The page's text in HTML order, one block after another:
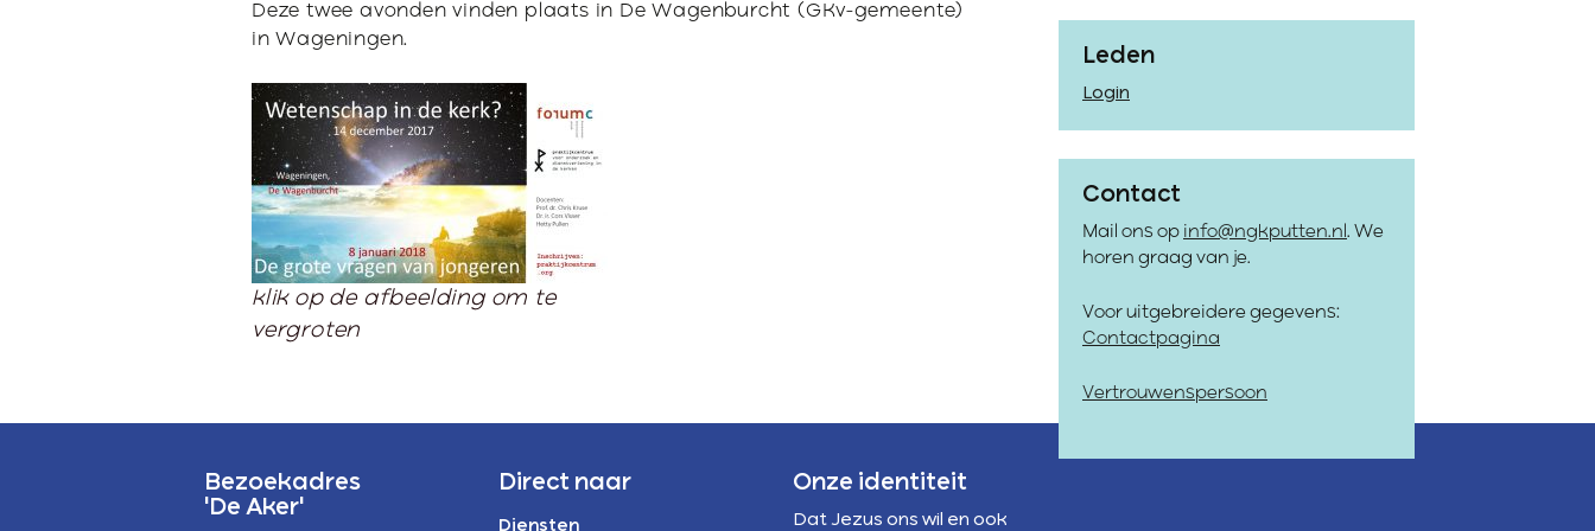
Privacyregeling
Verstandelijke
beperking
Deze twee avonden vinden plaats in De Wagenburcht (GKv-gemeente)
in Wageningen.
klik op de afbeelding om te
vergroten
Leden
Login
Contact
Mail ons op info@ngkputten.nl . We
horen graag van je.
Voor uitgebreidere gegevens:
Contactpagina
Vertrouwenspersoon
Bezoekadres
'De Aker'
Direct naar
Diensten
Onze identiteit
Dat Jezus ons wil en ook